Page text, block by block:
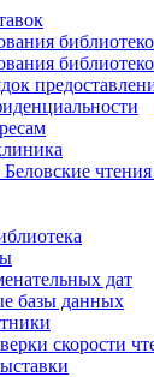
дат
базы данных
скорости